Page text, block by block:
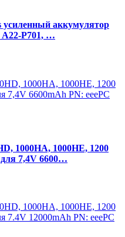
усиленный аккумулятор
A22-P701, …
1000HA, 1000HE, 1200
7,4V 6600…